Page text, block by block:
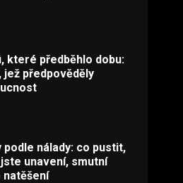
které předběhlo dobu:
jež předpověděly
podle nálady: co pustit,
unavení, smutní
natěšení